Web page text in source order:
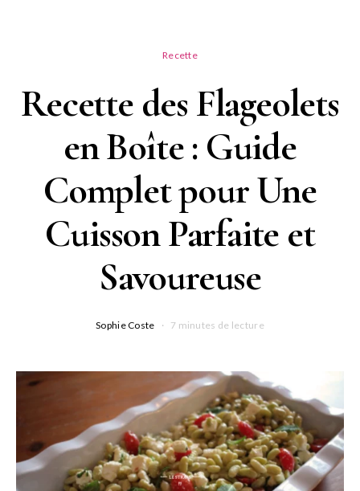
Recette
Recette des Flageolets
en Boîte : Guide
Complet pour Une
Cuisson Parfaite et
Savoureuse
Sophie Coste 7 minutes de lecture